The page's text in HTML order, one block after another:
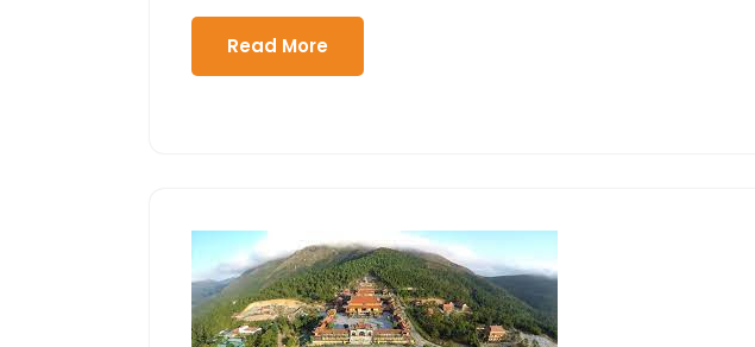
Read More